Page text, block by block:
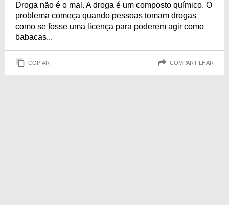
Droga não é o mal. A droga é um composto químico. O
problema começa quando pessoas tomam drogas
como se fosse uma licença para poderem agir como
babacas...
COPIAR COMPARTILHAR